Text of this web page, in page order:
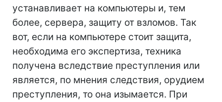
устанавливает на компьютеры и, тем
более, сервера, защиту от взломов. Так
вот, если на компьютере стоит защита,
необходима его экспертиза, техника
получена вследствие преступления или
является, по мнения следствия, орудием
преступления, то она изымается. При